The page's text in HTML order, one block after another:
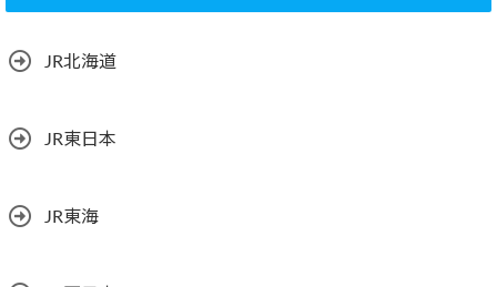
JR北海道
JR東日本
JR東海